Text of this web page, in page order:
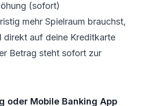
(sofort)
mehr Spielraum brauchst,
direkt auf deine Kreditkarte
Betrag steht sofort zur
oder Mobile Banking App